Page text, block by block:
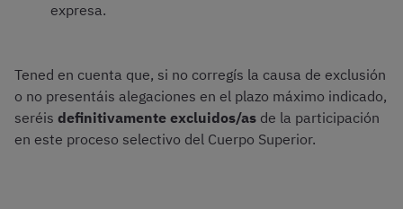
expresa.
Tened en cuenta que, si no corregís la causa de exclusión
o no presentáis alegaciones en el plazo máximo indicado,
seréis definitivamente excluidos/as de la participación
en este proceso selectivo del Cuerpo Superior.